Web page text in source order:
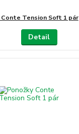
Tension Soft 1 pár
Detail